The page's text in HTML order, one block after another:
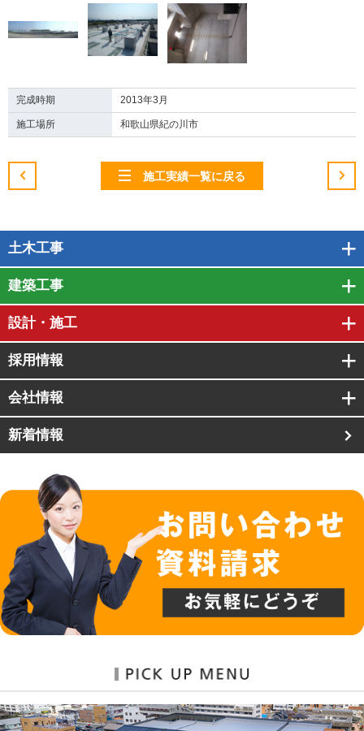
完成時期 2013年3月
施工場所 和歌山県紀の川市
施工実績一覧に戻る
土木工事
建築工事
設計・施工
採用情報
会社情報
新着情報